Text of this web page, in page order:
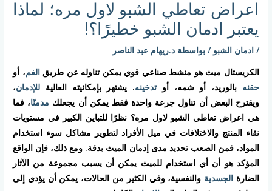
اعراض تعاطي الشبو لاول مره؛ لماذا
يعتبر ادمان الشبو خطيرًا؟!
/ادمان الشبو / بواسطة د.ريهام عبد الناصر
الكريستال ميث هو منشط صناعي قوي يمكن تناوله عن طريقالفم، أو
حقنه بالوريد، أو شمه، أو تدخينه. يشتهر بإمكانيته العالية للإدمان،
ويقترح البعض أن تناول جرعة واحدة فقط يمكن أن يجعلك مدمنًا، فما
هي اعراض تعاطي الشبو لاول مره؟ نظرًا للتباين الكبير في مستويات
نقاء المنتج والاختلافات في ميل الأفراد لتطوير مشاكل سوء استخدام
المواد، فمن الصعب تحديد مدى إدمان الميث بدقة. ومع ذلك، فإن الواقع
المؤكد هو أن أي استخدام للميث يمكن أن يسبب مجموعة من الآثار
الضارة الجسدية والنفسية، وفي الكثير من الحالات، يمكن أن يؤدي إلى